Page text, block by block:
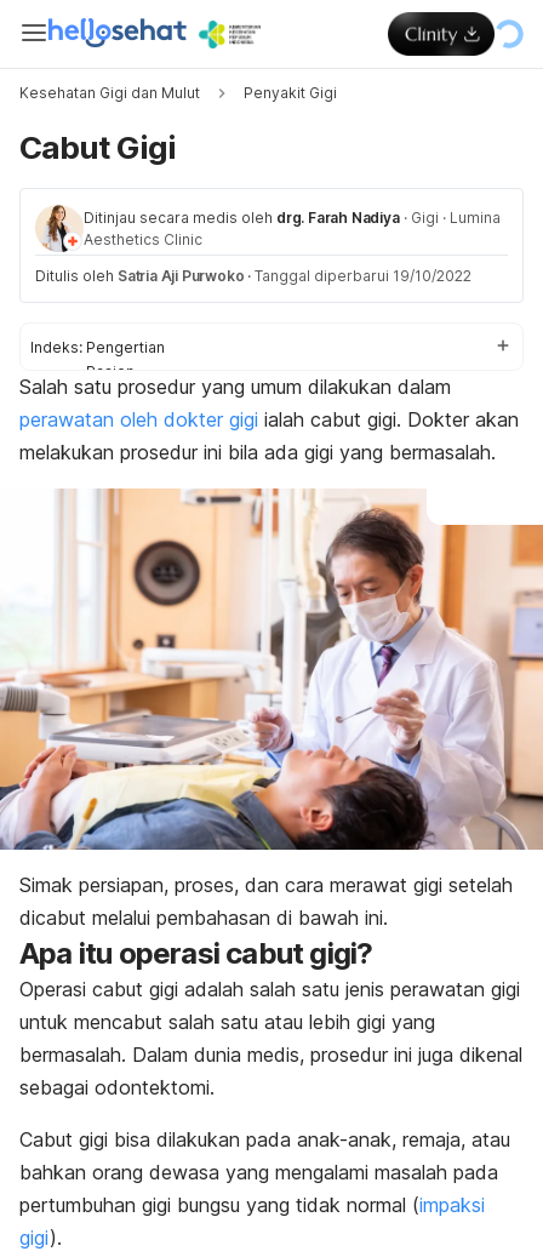
Kesehatan Gigi dan Mulut Penyakit Gigi
Cabut Gigi
Ditinjau secara medis oleh drg. Farah Nadiya · Gigi · Lumina
Aesthetics Clinic
Ditulis oleh Satria Aji Purwoko · Tanggal diperbarui 19/10/2022
Indeks: Pengertian
Pasien
Persiapan
Prosedur
Anjuran
Pantangan
Efek samping
Pemulihan
Salah satu prosedur yang umum dilakukan dalam
perawatan oleh dokter gigi ialah cabut gigi. Dokter akan
melakukan prosedur ini bila ada gigi yang bermasalah.
Simak persiapan, proses, dan cara merawat gigi setelah
dicabut melalui pembahasan di bawah ini.
Apa itu operasi cabut gigi?
Operasi cabut gigi adalah salah satu jenis perawatan gigi
untuk mencabut salah satu atau lebih gigi yang
bermasalah. Dalam dunia medis, prosedur ini juga dikenal
sebagai odontektomi.
Cabut gigi bisa dilakukan pada anak-anak, remaja, atau
bahkan orang dewasa yang mengalami masalah pada
pertumbuhan gigi bungsu yang tidak normal (impaksi
gigi).